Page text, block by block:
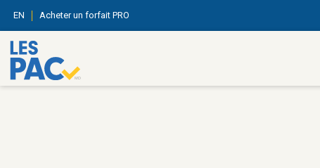
EN Acheter un forfait PRO